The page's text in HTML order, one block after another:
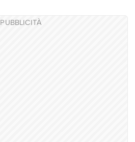
PUBBLICITÀ